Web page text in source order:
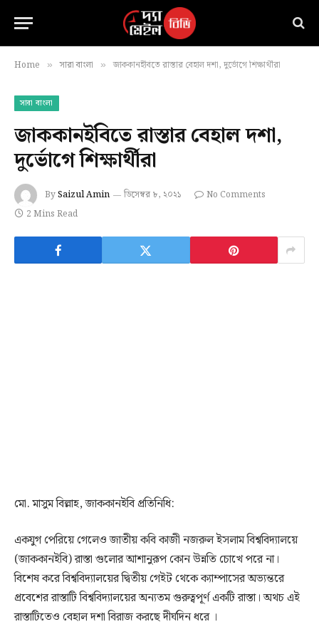
Home » সারা বাংলা » জাককানইবিতে রাস্তার বেহাল দশা, দুর্ভোগে শিক্ষার্থীরা
সারা বাংলা
জাককানইবিতে রাস্তার বেহাল দশা,
দুর্ভোগে শিক্ষার্থীরা
BySaizul Amin ডিসেম্বর ৮, ২০২১
No Comments
2 Mins Read
মো. মাসুম বিল্লাহ, জাককানইবি প্রতিনিধি:
একযুগ পেরিয়ে গেলেও জাতীয় কবি কাজী নজরুল ইসলাম বিশ্ববিদ্যালয়ে
(জাককানইবি) রাস্তা গুলোর আশানুরূপ কোন উন্নতি চোখে পরে না।
বিশেষ করে বিশ্ববিদ্যালয়ের দ্বিতীয় গেইট থেকে ক্যাম্পাসের অভ্যন্তরে
প্রবেশের রাস্তাটি বিশ্ববিদ্যালয়ের অন্যতম গুরুত্বপূর্ণ একটি রাস্তা। অথচ এই
রাস্তাটিতেও বেহাল দশা বিরাজ করছে দীর্ঘদিন ধরে ।